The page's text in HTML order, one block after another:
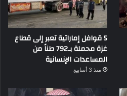
5 قوافل إماراتية تعبر إلى قطاع
غزة محملة بـ792 طناً من
المساعدات الإنسانية
منذ 3 أسابيع